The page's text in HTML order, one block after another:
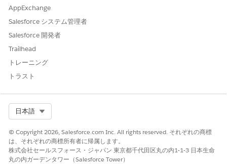
は常に数字か文字列です。条件間の AND 関係を変更するに
[検索条件ロジックを追加]
240 文字までに制限され、この制限を超える文字列または選
択リスト値は切り捨てられます。
データへのアクセス権を取得するユーザーを指定します。
作業内容を保存します。
関連項目:
ゲストユーザー共有ルールの作成
この記事で問題は解決されましたか?
ご意見をお待ちしております。
AppExchange
Salesforce システム管理者
Salesforce 開発者
Trailhead
トレーニング
トラスト
日本語
© Copyright 2026, Salesforce.com Inc. All rights reserved. それぞれの商標
は、それぞれの商標所有者に帰属します。
株式会社セールスフォース・ジャパン 東京都千代田区丸の内1-1-3 日本生命
丸の内ガーデンタワー（Salesforce Tower）